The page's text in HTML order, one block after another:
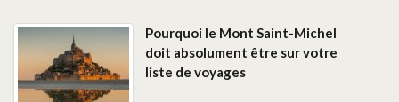
Pourquoi le Mont Saint-Michel
doit absolument être sur votre
liste de voyages